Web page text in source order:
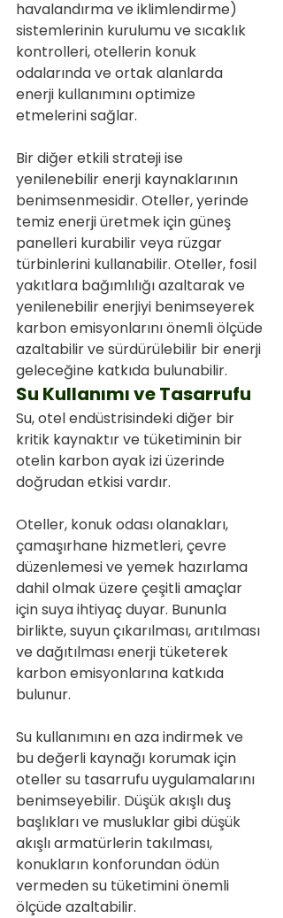
havalandırma ve iklimlendirme)
sistemlerinin kurulumu ve sıcaklık
kontrolleri, otellerin konuk
odalarında ve ortak alanlarda
enerji kullanımını optimize
etmelerini sağlar.
Bir diğer etkili strateji ise
yenilenebilir enerji kaynaklarının
benimsenmesidir. Oteller, yerinde
temiz enerji üretmek için güneş
panelleri kurabilir veya rüzgar
türbinlerini kullanabilir. Oteller, fosil
yakıtlara bağımlılığı azaltarak ve
yenilenebilir enerjiyi benimseyerek
karbon emisyonlarını önemli ölçüde
azaltabilir ve sürdürülebilir bir enerji
geleceğine katkıda bulunabilir.
Su Kullanımı ve Tasarrufu
Su, otel endüstrisindeki diğer bir
kritik kaynaktır ve tüketiminin bir
otelin karbon ayak izi üzerinde
doğrudan etkisi vardır.
Oteller, konuk odası olanakları,
çamaşırhane hizmetleri, çevre
düzenlemesi ve yemek hazırlama
dahil olmak üzere çeşitli amaçlar
için suya ihtiyaç duyar. Bununla
birlikte, suyun çıkarılması, arıtılması
ve dağıtılması enerji tüketerek
karbon emisyonlarına katkıda
bulunur.
Su kullanımını en aza indirmek ve
bu değerli kaynağı korumak için
oteller su tasarrufu uygulamalarını
benimseyebilir. Düşük akışlı duş
başlıkları ve musluklar gibi düşük
akışlı armatürlerin takılması,
konukların konforundan ödün
vermeden su tüketimini önemli
ölçüde azaltabilir.